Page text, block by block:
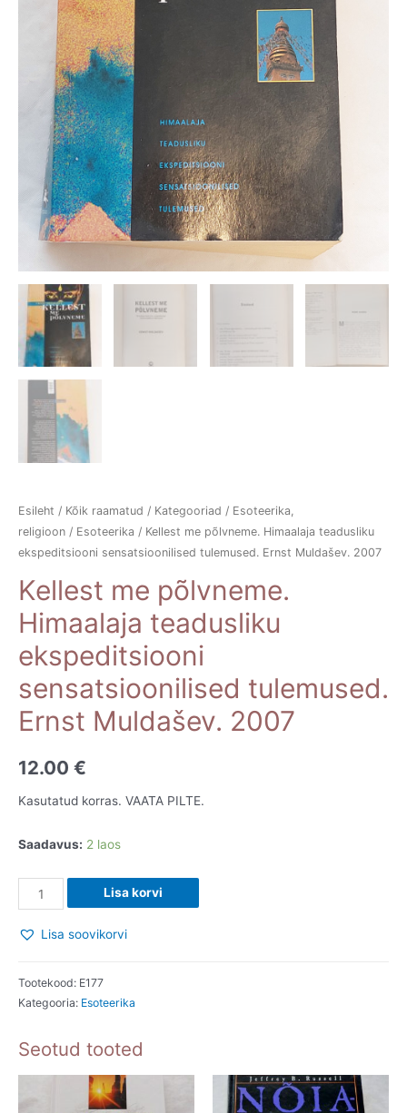
Esileht / Kõik raamatud / Kategooriad / Esoteerika,
religioon / Esoteerika / Kellest me põlvneme. Himaalaja teadusliku
ekspeditsiooni sensatsioonilised tulemused. Ernst Muldašev. 2007
Kellest me põlvneme.
Himaalaja teadusliku
ekspeditsiooni
sensatsioonilised tulemused.
Ernst Muldašev. 2007
12.00 €
Kasutatud korras. VAATA PILTE.
Saadavus: 2 laos
Kellest
me
põlvneme.
teadusliku
ekspeditsiooni
tulemused.
Lisa korvi
Lisa soovikorvi
Tootekood: E177
Kategooria: Esoteerika
Seotud tooted